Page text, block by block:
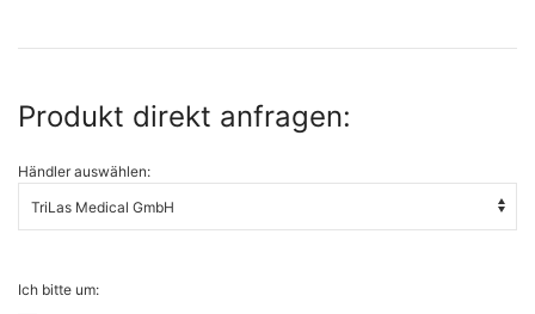
Produkt direkt anfragen:
Händler auswählen:
Ich bitte um: